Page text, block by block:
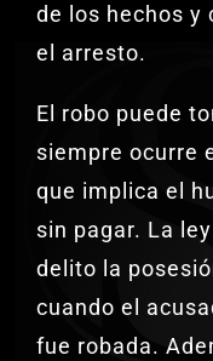
de los hechos y
el arresto.
El robo puede
siempre ocurre
que implica el
sin pagar. La
delito la
cuando el
fue robada.